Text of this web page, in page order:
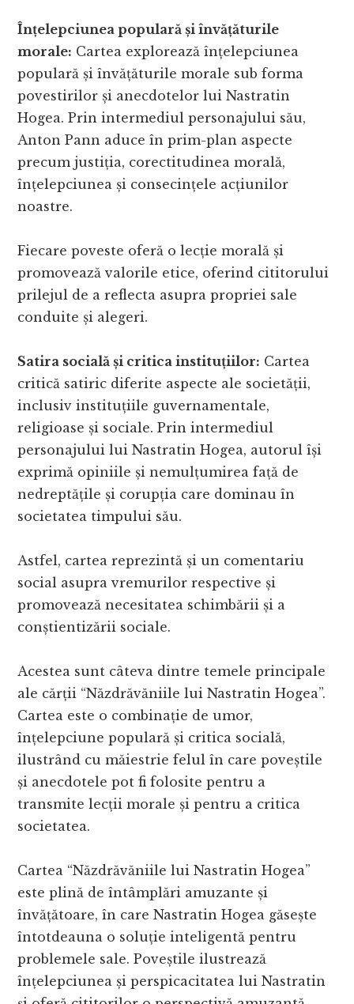
Înțelepciunea populară și învățăturile
morale: Cartea explorează înțelepciunea
populară și învățăturile morale sub forma
povestirilor și anecdotelor lui Nastratin
Hogea. Prin intermediul personajului său,
Anton Pann aduce în prim-plan aspecte
precum justiția, corectitudinea morală,
înțelepciunea și consecințele acțiunilor
noastre.
Fiecare poveste oferă o lecție morală și
promovează valorile etice, oferind cititorului
prilejul de a reflecta asupra propriei sale
conduite și alegeri.
Satira socială și critica instituțiilor: Cartea
critică satiric diferite aspecte ale societății,
inclusiv instituțiile guvernamentale,
religioase și sociale. Prin intermediul
personajului lui Nastratin Hogea, autorul își
exprimă opiniile și nemulțumirea față de
nedreptățile și corupția care dominau în
societatea timpului său.
Astfel, cartea reprezintă și un comentariu
social asupra vremurilor respective și
promovează necesitatea schimbării și a
conștientizării sociale.
Acestea sunt câteva dintre temele principale
ale cărții “Năzdrăvăniile lui Nastratin Hogea”.
Cartea este o combinație de umor,
înțelepciune populară și critica socială,
ilustrând cu măiestrie felul în care poveștile
și anecdotele pot fi folosite pentru a
transmite lecții morale și pentru a critica
societatea.
Cartea “Năzdrăvăniile lui Nastratin Hogea”
este plină de întâmplări amuzante și
învățătoare, în care Nastratin Hogea găsește
întotdeauna o soluție inteligentă pentru
problemele sale. Poveștile ilustrează
înțelepciunea și perspicacitatea lui Nastratin